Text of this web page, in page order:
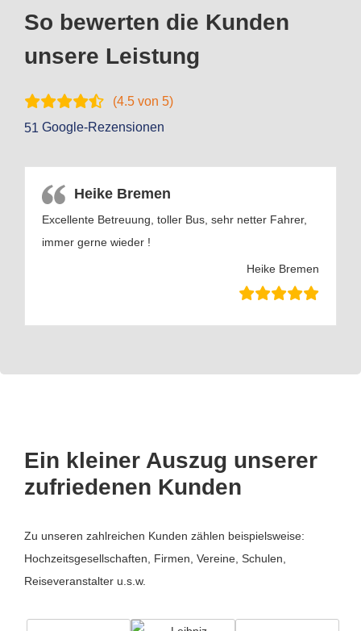
So bewerten die Kunden
unsere Leistung
(4.5 von 5)
51 Google-Rezensionen
Heike Bremen
Excellente Betreuung, toller Bus, sehr netter Fahrer,
immer gerne wieder !
Heike Bremen
Ein kleiner Auszug unserer
zufriedenen Kunden
Zu unseren zahlreichen Kunden zählen beispielsweise:
Hochzeitsgesellschaften, Firmen, Vereine, Schulen,
Reiseveranstalter u.s.w.